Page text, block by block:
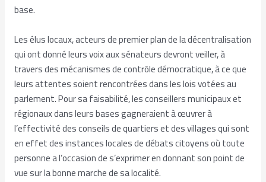
base.
Les élus locaux, acteurs de premier plan de la décentralisation
qui ont donné leurs voix aux sénateurs devront veiller, à
travers des mécanismes de contrôle démocratique, à ce que
leurs attentes soient rencontrées dans les lois votées au
parlement. Pour sa faisabilité, les conseillers municipaux et
régionaux dans leurs bases gagneraient à œuvrer à
l’effectivité des conseils de quartiers et des villages qui sont
en effet des instances locales de débats citoyens où toute
personne a l’occasion de s’exprimer en donnant son point de
vue sur la bonne marche de sa localité.